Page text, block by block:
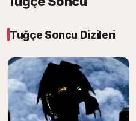
Tuğçe Soncu Dizileri